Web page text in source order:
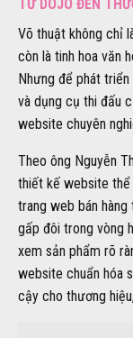
TỪ DOJO ĐẾN
Võ thuật không chỉ
còn là tinh hoa văn
Nhưng để phát
và dụng cụ thi đấu
website chuyên
Theo ông Nguyễn
thiết kế website thể
trang web bán
gấp đôi trong vòng
xem sản phẩm rõ
website chuẩn hóa
cậy cho thương